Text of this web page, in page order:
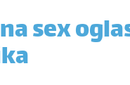
sex